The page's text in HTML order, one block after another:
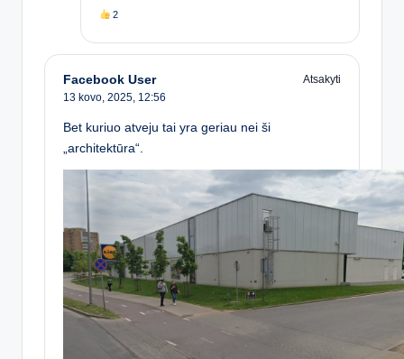
2
Facebook User
Atsakyti
13 kovo, 2025, 12:56
Bet kuriuo atveju tai yra geriau nei ši
„architektūra“.